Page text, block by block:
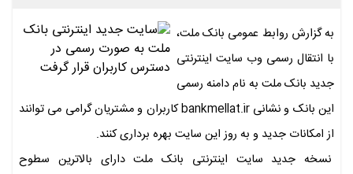
به گزارش روابط عمومی بانک ملت،
با انتقال رسمی وب سایت اینترنتی
جدید بانک ملت به نام دامنه رسمی
این بانک و نشانی bankmellat.ir کاربران و مشتریان گرامی می توانند
از امکانات جدید و به‌ روز این سایت بهره برداری کنند.
نسخه جدید سایت اینترنتی بانک ملت دارای بالاترین سطوح